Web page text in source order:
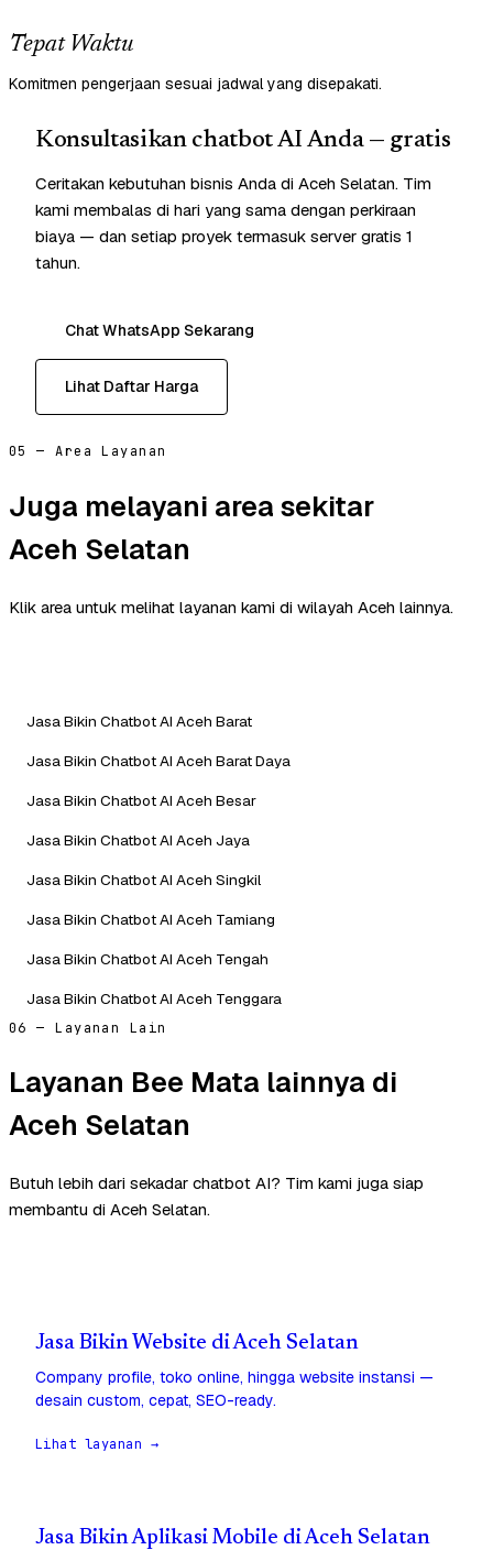
Tepat Waktu
Komitmen pengerjaan sesuai jadwal yang disepakati.
Konsultasikan chatbot AI Anda — gratis
Ceritakan kebutuhan bisnis Anda di Aceh Selatan. Tim
kami membalas di hari yang sama dengan perkiraan
biaya — dan setiap proyek termasuk server gratis 1
tahun.
Chat WhatsApp Sekarang
Lihat Daftar Harga
05 — Area Layanan
Juga melayani area sekitar
Aceh Selatan
Klik area untuk melihat layanan kami di wilayah Aceh lainnya.
Jasa Bikin Chatbot AI Aceh Barat
Jasa Bikin Chatbot AI Aceh Barat Daya
Jasa Bikin Chatbot AI Aceh Besar
Jasa Bikin Chatbot AI Aceh Jaya
Jasa Bikin Chatbot AI Aceh Singkil
Jasa Bikin Chatbot AI Aceh Tamiang
Jasa Bikin Chatbot AI Aceh Tengah
Jasa Bikin Chatbot AI Aceh Tenggara
06 — Layanan Lain
Layanan Bee Mata lainnya di
Aceh Selatan
Butuh lebih dari sekadar chatbot AI? Tim kami juga siap
membantu di Aceh Selatan.
Jasa Bikin Website di Aceh Selatan
Company profile, toko online, hingga website instansi —
desain custom, cepat, SEO-ready.
Lihat layanan →
Jasa Bikin Aplikasi Mobile di Aceh Selatan